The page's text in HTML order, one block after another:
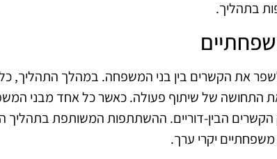
בתהליך.
את הקשרים בין בני המשפחה. במהלך
התחושה של שיתוף פעולה. כאשר כל אחד מבני
הקשרים הבין-דוריים. ההשתתפות המשותפת בתהליך
משפחתיים יקרי ערך.